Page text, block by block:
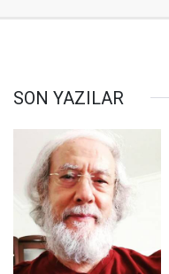
SON YAZILAR